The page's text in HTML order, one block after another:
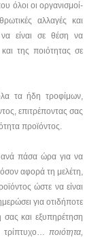
όλοι οι οργανισμοί-
αλλαγές και
είναι σε θέση να
της ποιότητας σε
τα ήδη τροφίμων,
επιτρέποντας σας
προϊόντος.
ανά πάσα ώρα για να
αφορά τη μελέτη,
ώστε να είναι
για οτιδήποτε
σας και εξυπηρέτηση
τρίπτυχο… ποιότητα,